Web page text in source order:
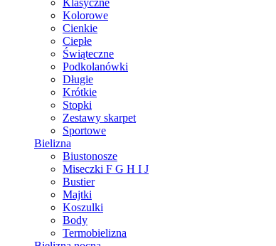
Klasyczne
Kolorowe
Cienkie
Ciepłe
Świąteczne
Podkolanówki
Długie
Krótkie
Stopki
Zestawy skarpet
Sportowe
Bielizna
Biustonosze
Miseczki F G H I J
Bustier
Majtki
Koszulki
Body
Termobielizna